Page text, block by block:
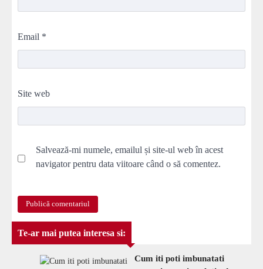
Email *
Site web
Salvează-mi numele, emailul și site-ul web în acest
navigator pentru data viitoare când o să comentez.
Te-ar mai putea interesa si:
Cum iti poti imbunatati